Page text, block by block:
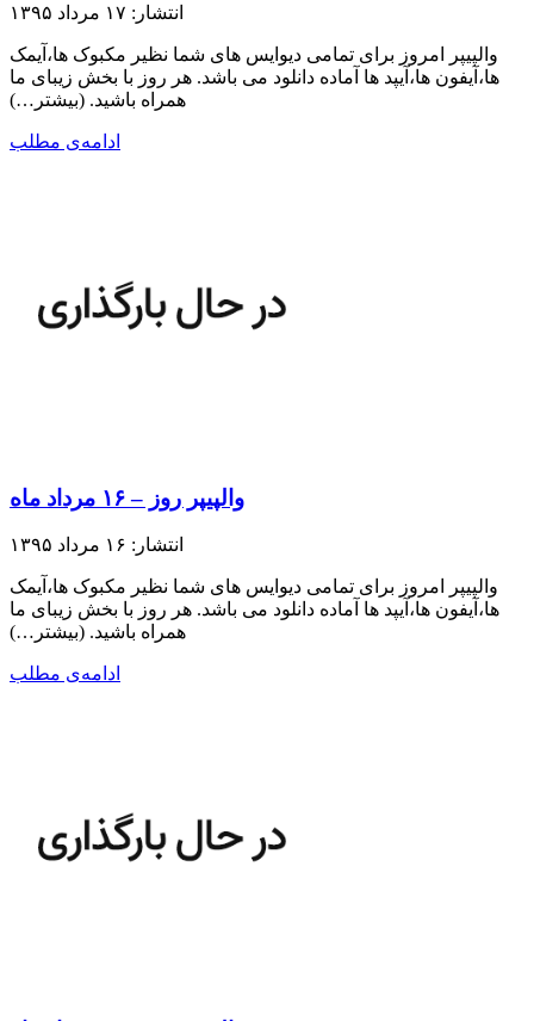
انتشار: ۱۷ مرداد ۱۳۹۵
والپیپر امروز برای تمامی دیوایس های شما نظیر مکبوک ها،آیمک
ها،آیفون ها،آیپد ها آماده دانلود می باشد. هر روز با بخش زیبای ما
همراه باشید.​ (بیشتر…)
ادامه‌ی مطلب
والپیپر روز – ۱۶ مرداد ماه
انتشار: ۱۶ مرداد ۱۳۹۵
والپیپر امروز برای تمامی دیوایس های شما نظیر مکبوک ها،آیمک
ها،آیفون ها،آیپد ها آماده دانلود می باشد. هر روز با بخش زیبای ما
همراه باشید.​ (بیشتر…)
ادامه‌ی مطلب